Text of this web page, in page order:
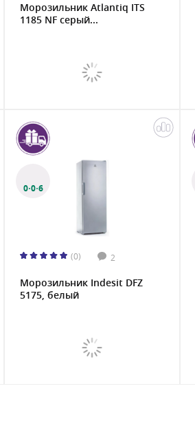
Морозильник Atlantiq ITS
1185 NF серый...
0·0·6
(0) 2
Морозильник Indesit DFZ
5175, белый